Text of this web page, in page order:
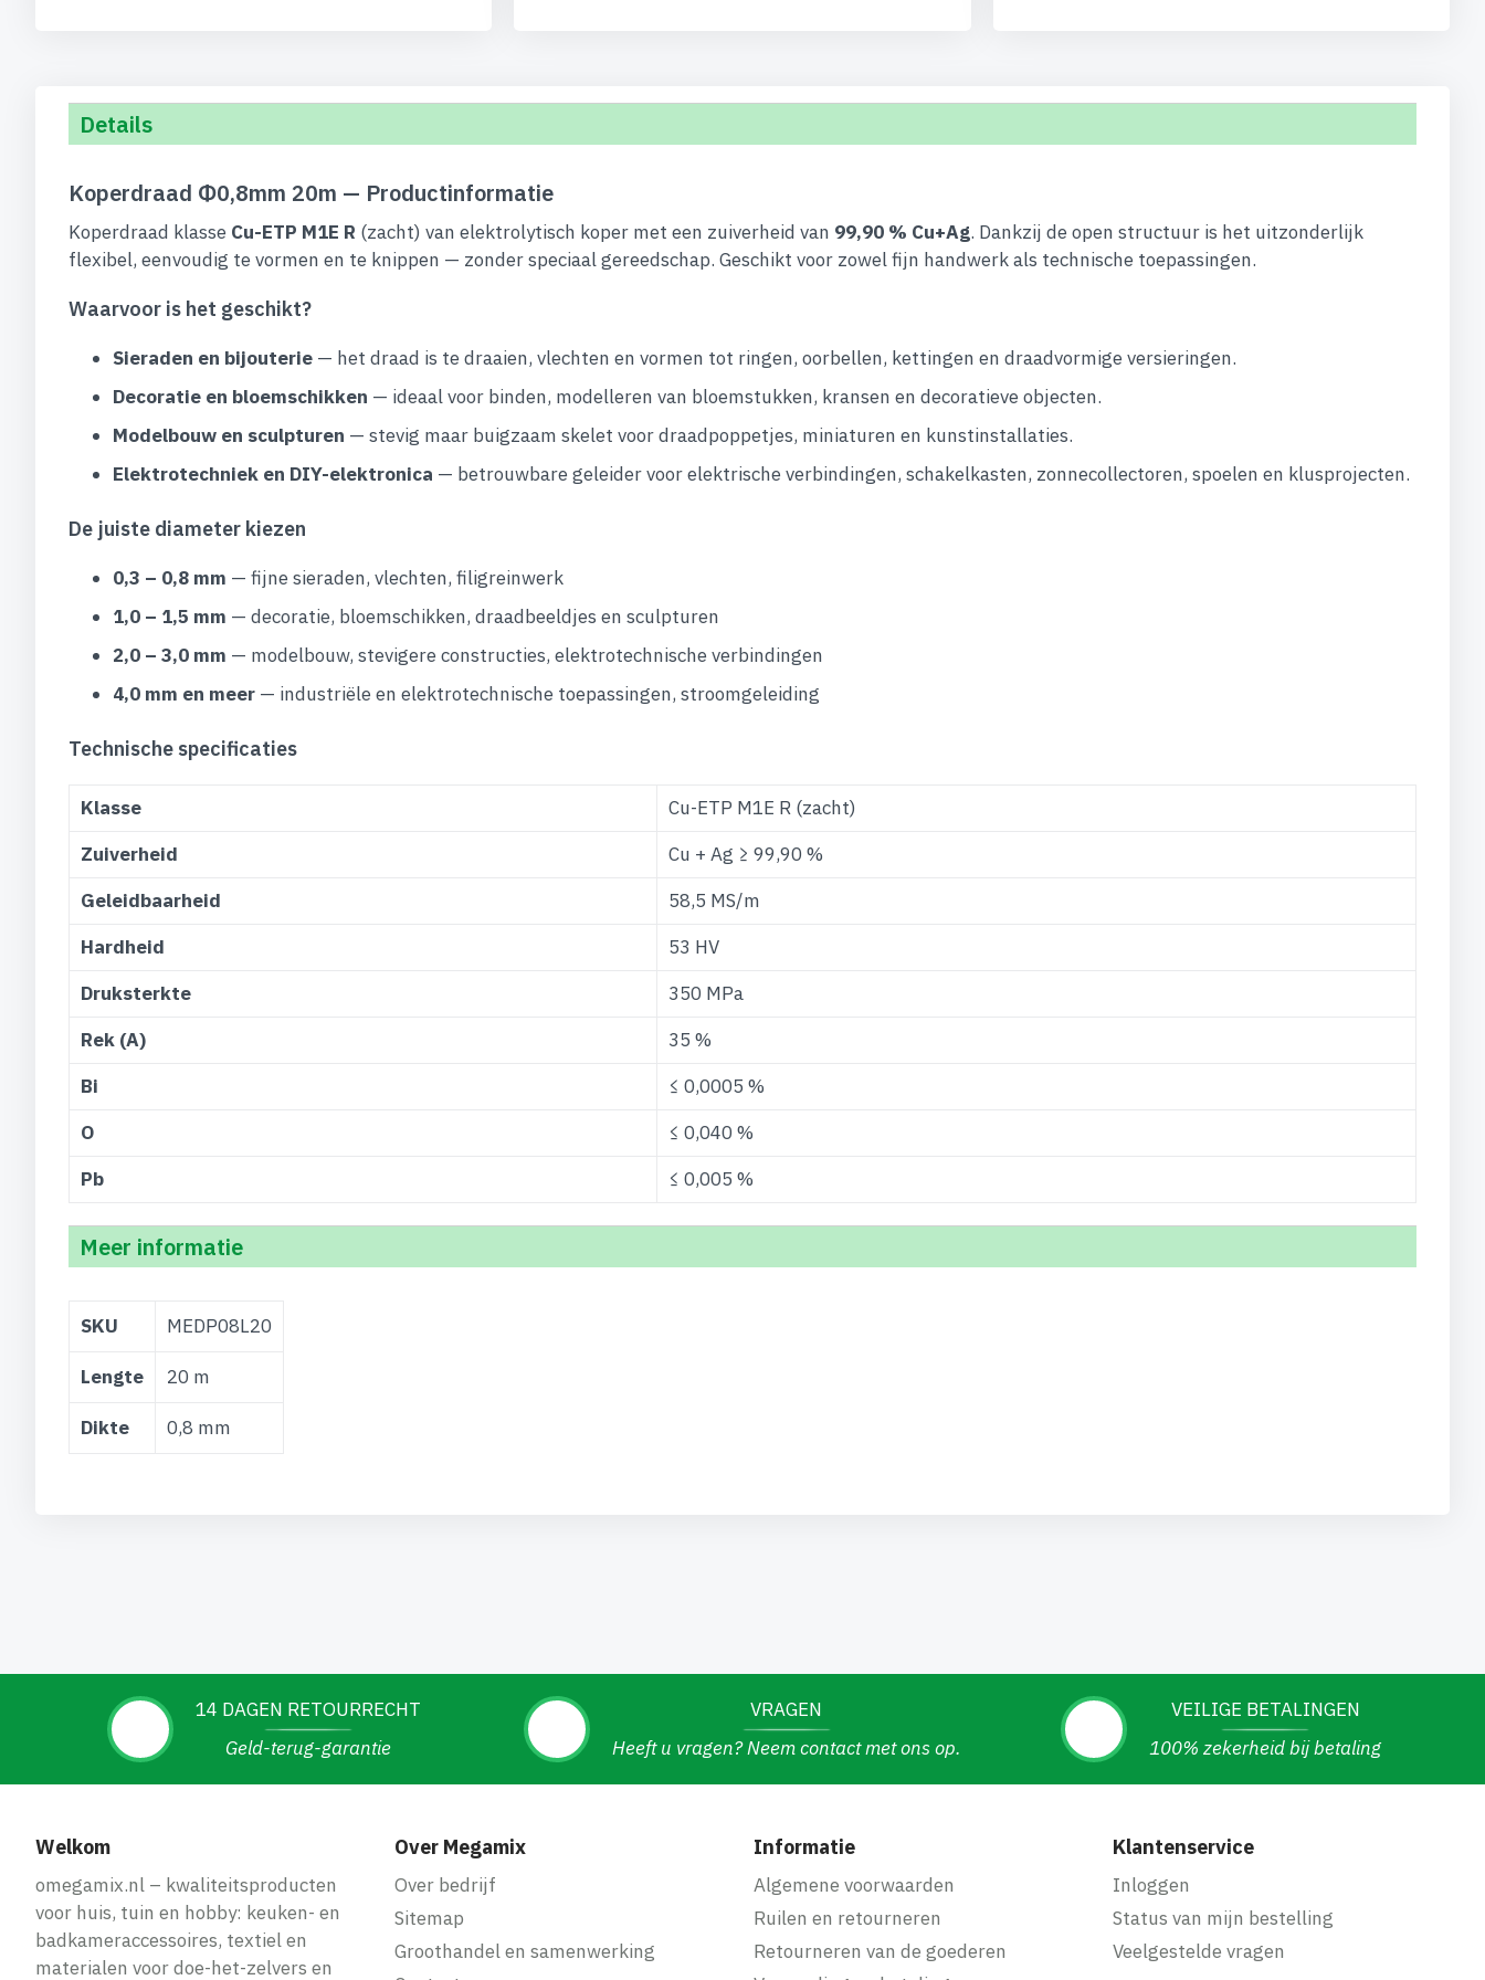
gallerij
Details
Koperdraad Φ0,8mm 20m — Productinformatie
Koperdraad klasse Cu-ETP M1E R (zacht) van elektrolytisch koper met een zuiverheid van 99,90 % Cu+Ag. Dankzij de open structuur is het uitzonderlijk
flexibel, eenvoudig te vormen en te knippen — zonder speciaal gereedschap. Geschikt voor zowel fijn handwerk als technische toepassingen.
Waarvoor is het geschikt?
Sieraden en bijouterie — het draad is te draaien, vlechten en vormen tot ringen, oorbellen, kettingen en draadvormige versieringen.
Decoratie en bloemschikken — ideaal voor binden, modelleren van bloemstukken, kransen en decoratieve objecten.
Modelbouw en sculpturen — stevig maar buigzaam skelet voor draadpoppetjes, miniaturen en kunstinstallaties.
Elektrotechniek en DIY-elektronica — betrouwbare geleider voor elektrische verbindingen, schakelkasten, zonnecollectoren, spoelen en klusprojecten.
De juiste diameter kiezen
0,3 – 0,8 mm — fijne sieraden, vlechten, filigreinwerk
1,0 – 1,5 mm — decoratie, bloemschikken, draadbeeldjes en sculpturen
2,0 – 3,0 mm — modelbouw, stevigere constructies, elektrotechnische verbindingen
4,0 mm en meer — industriële en elektrotechnische toepassingen, stroomgeleiding
Technische specificaties
Klasse
Cu-ETP M1E R (zacht)
Zuiverheid
Cu + Ag ≥ 99,90 %
Geleidbaarheid
58,5 MS/m
Hardheid
53 HV
Druksterkte
350 MPa
Rek (A)
35 %
Bi
≤ 0,0005 %
O
≤ 0,040 %
Pb
≤ 0,005 %
Meer informatie
informatie
SKU MEDP08L20
Lengte 20 m
Dikte 0,8 mm
14 DAGEN RETOURRECHT
Geld-terug-garantie
VRAGEN
Heeft u vragen? Neem contact met ons op.
VEILIGE BETALINGEN
100% zekerheid bij betaling
Welkom
omegamix.nl – kwaliteitsproducten
voor huis, tuin en hobby: keuken- en
badkameraccessoires, textiel en
materialen voor doe-het-zelvers en
Over Megamix
Over bedrijf
Sitemap
Groothandel en samenwerking
Informatie
Algemene voorwaarden
Ruilen en retourneren
Retourneren van de goederen
Klantenservice
Inloggen
Status van mijn bestelling
Veelgestelde vragen